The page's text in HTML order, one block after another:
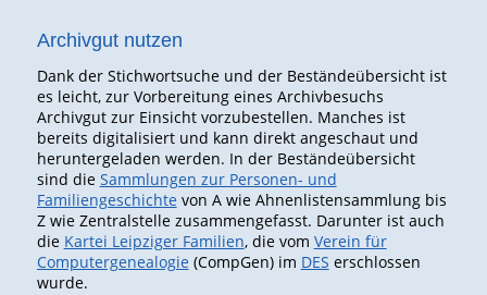
Archivgut nutzen
Dank der Stichwortsuche und der Beständeübersicht ist
es leicht, zur Vorbereitung eines Archivbesuchs
Archivgut zur Einsicht vorzubestellen. Manches ist
bereits digitalisiert und kann direkt angeschaut und
heruntergeladen werden. In der Beständeübersicht
sind die Sammlungen zur Personen- und
Familiengeschichte von A wie Ahnenlistensammlung bis
Z wie Zentralstelle zusammengefasst. Darunter ist auch
die Kartei Leipziger Familien, die vom Verein für
Computergenealogie (CompGen) im DES erschlossen
wurde.